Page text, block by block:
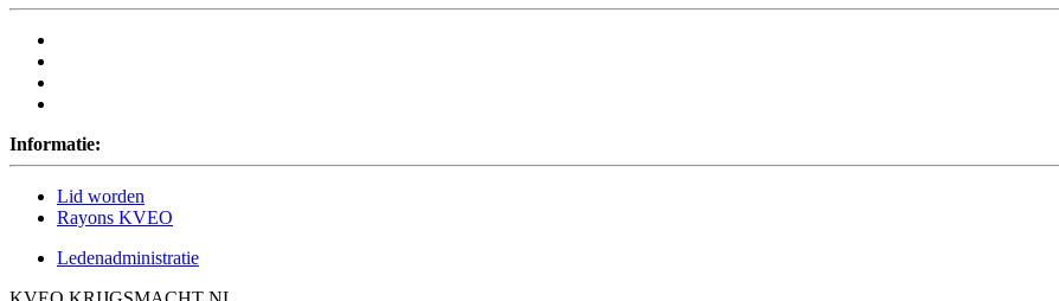
Informatie:
Lid worden
Rayons KVEO
Ledenadministratie